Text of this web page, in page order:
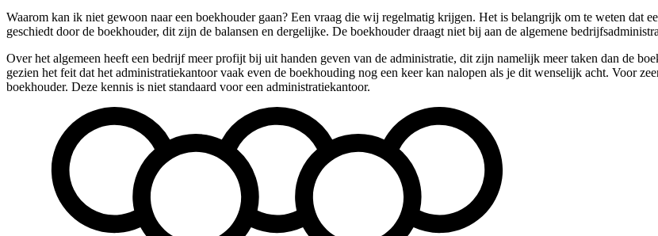
Waarom kan ik niet gewoon naar een boekhouder gaan? Een vraag die wij regelmatig krijgen. Het is belangrijk om te weten dat
geschiedt door de boekhouder, dit zijn de balansen en dergelijke. De boekhouder draagt niet bij aan de algemene
Over het algemeen heeft een bedrijf meer profijt bij uit handen geven van de administratie, dit zijn namelijk meer taken dan de
gezien het feit dat het administratiekantoor vaak even de boekhouding nog een keer kan nalopen als je dit wenselijk acht. Voor
boekhouder. Deze kennis is niet standaard voor een administratiekantoor.